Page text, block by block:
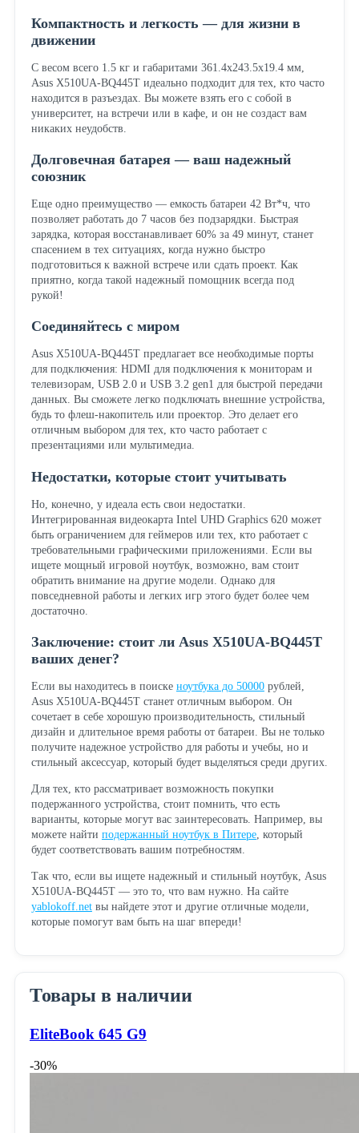
Компактность и легкость — для жизни в
движении
С весом всего 1.5 кг и габаритами 361.4x243.5x19.4 мм,
Asus X510UA-BQ445T идеально подходит для тех, кто часто
находится в разъездах. Вы можете взять его с собой в
университет, на встречи или в кафе, и он не создаст вам
никаких неудобств.
Долговечная батарея — ваш надежный
союзник
Еще одно преимущество — емкость батареи 42 Вт*ч, что
позволяет работать до 7 часов без подзарядки. Быстрая
зарядка, которая восстанавливает 60% за 49 минут, станет
спасением в тех ситуациях, когда нужно быстро
подготовиться к важной встрече или сдать проект. Как
приятно, когда такой надежный помощник всегда под
рукой!
Соединяйтесь с миром
Asus X510UA-BQ445T предлагает все необходимые порты
для подключения: HDMI для подключения к мониторам и
телевизорам, USB 2.0 и USB 3.2 gen1 для быстрой передачи
данных. Вы сможете легко подключать внешние устройства,
будь то флеш-накопитель или проектор. Это делает его
отличным выбором для тех, кто часто работает с
презентациями или мультимедиа.
Недостатки, которые стоит учитывать
Но, конечно, у идеала есть свои недостатки.
Интегрированная видеокарта Intel UHD Graphics 620 может
быть ограничением для геймеров или тех, кто работает с
требовательными графическими приложениями. Если вы
ищете мощный игровой ноутбук, возможно, вам стоит
обратить внимание на другие модели. Однако для
повседневной работы и легких игр этого будет более чем
достаточно.
Заключение: стоит ли Asus X510UA-BQ445T
ваших денег?
Если вы находитесь в поиске ноутбука до 50000рублей,
Asus X510UA-BQ445T станет отличным выбором. Он
сочетает в себе хорошую производительность, стильный
дизайн и длительное время работы от батареи. Вы не только
получите надежное устройство для работы и учебы, но и
стильный аксессуар, который будет выделяться среди других.
Для тех, кто рассматривает возможность покупки
подержанного устройства, стоит помнить, что есть
варианты, которые могут вас заинтересовать. Например, вы
можете найти подержанный ноутбук в Питере, который
будет соответствовать вашим потребностям.
Так что, если вы ищете надежный и стильный ноутбук, Asus
X510UA-BQ445T — это то, что вам нужно. На сайте
yablokoff.netвы найдете этот и другие отличные модели,
которые помогут вам быть на шаг впереди!
Товары в наличии
EliteBook 645 G9
-30%